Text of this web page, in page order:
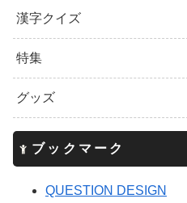
漢字クイズ
特集
グッズ
ブックマーク
QUESTION DESIGN